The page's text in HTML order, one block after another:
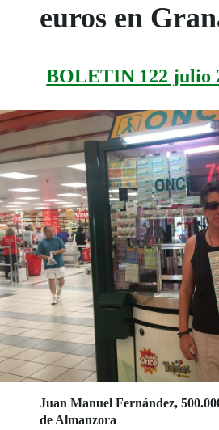
euros en
BOLETIN 122 julio
Juan Manuel Fernández,
de Almanzora